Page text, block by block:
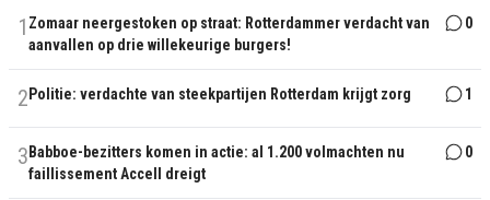
1 Zomaar neergestoken op straat: Rotterdammer verdacht van
aanvallen op drie willekeurige burgers!
0
2 Politie: verdachte van steekpartijen Rotterdam krijgt zorg 1
3 Babboe-bezitters komen in actie: al 1.200 volmachten nu
faillissement Accell dreigt
0